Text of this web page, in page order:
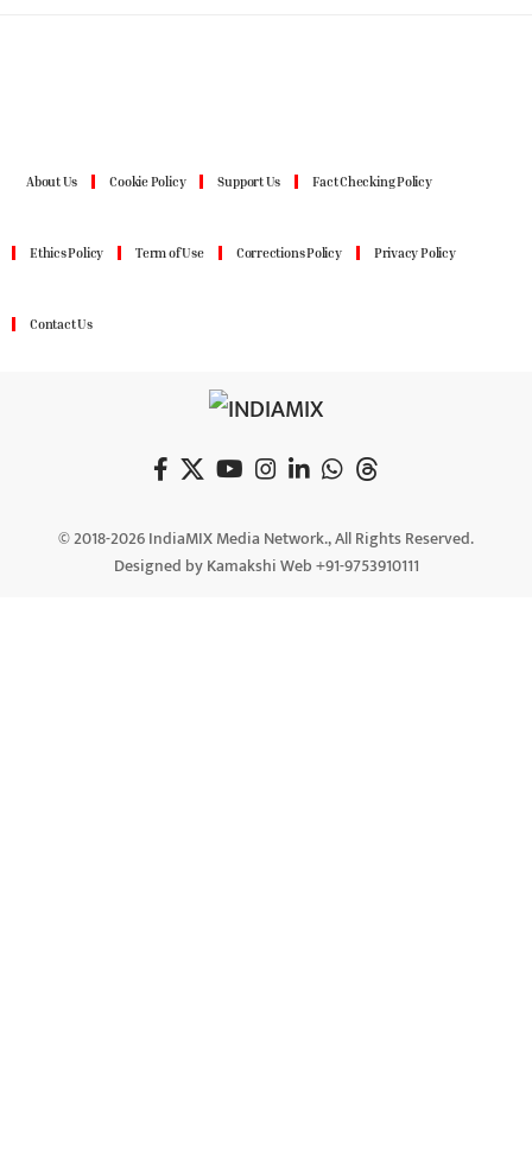
About Us Cookie Policy Support Us Fact Checking Policy
Ethics Policy Term of Use Corrections Policy Privacy Policy
Contact Us
© 2018-2026 IndiaMIX Media Network., All Rights Reserved.
Designed by Kamakshi Web +91-9753910111